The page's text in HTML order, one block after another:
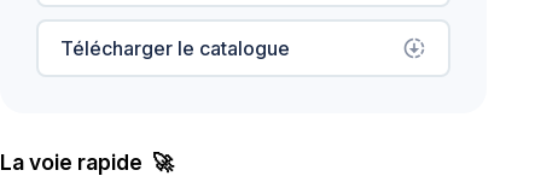
Télécharger le catalogue downloading
La voie rapide 🚀